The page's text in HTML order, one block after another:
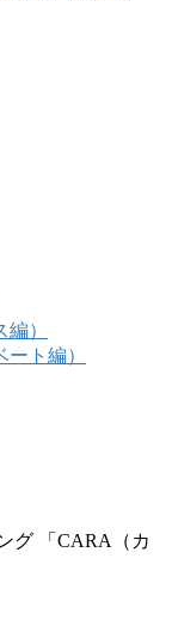
）
ト編）
グ 「CARA（カ